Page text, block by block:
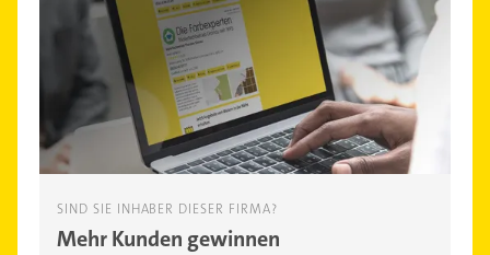
SIND SIE INHABER DIESER FIRMA?
Mehr Kunden gewinnen